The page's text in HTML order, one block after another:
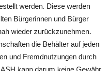
werden. Diese werden
Bürgerinnen und Bürger
wieder zurückzunehmen.
die Behälter auf jeden
und Fremdnutzungen durch